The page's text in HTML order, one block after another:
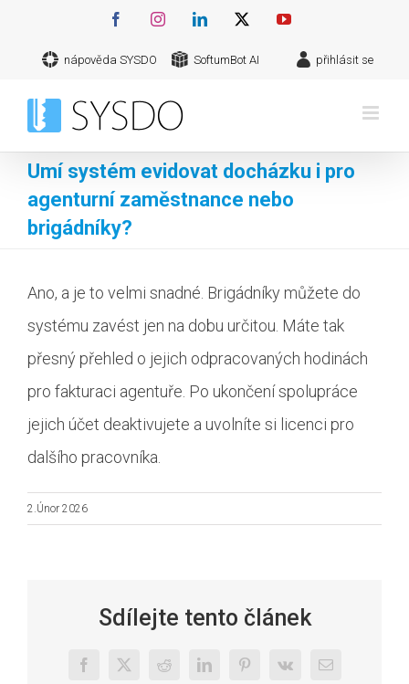
FacebookInstagramLinkedIn YouTube
nápověda SYSDO SoftumBot AI přihlásit se
Umí systém evidovat docházku i pro
agenturní zaměstnance nebo
brigádníky?
Ano, a je to velmi snadné. Brigádníky můžete do
systému zavést jen na dobu určitou. Máte tak
přesný přehled o jejich odpracovaných hodinách
pro fakturaci agentuře. Po ukončení spolupráce
jejich účet deaktivujete a uvolníte si licenci pro
dalšího pracovníka.
2.Únor 2026
Sdílejte tento článek
Facebook
X RedditLinkedInPinterest
Vk
E-